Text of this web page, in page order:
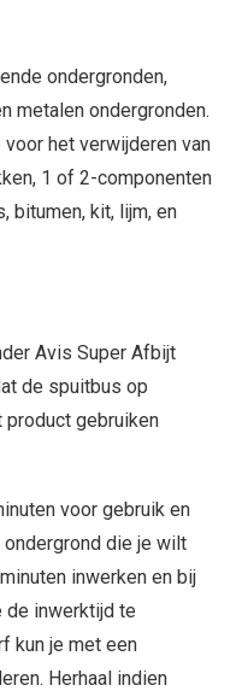
ondergronden,
metalen ondergronden.
het verwijderen van
1 of 2-componenten
bitumen, kit, lijm, en
Avis Super Afbijt
de spuitbus op
product gebruiken
voor gebruik en
ondergrond die je wilt
inwerken en bij
de inwerktijd te
kun je met een
Herhaal indien